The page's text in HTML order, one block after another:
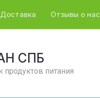
Доставка Отзывы о нас
СПБ
продуктов питания